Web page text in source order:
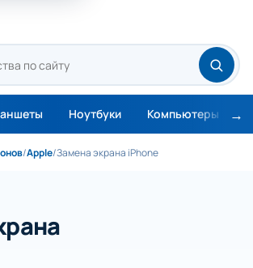
Ноутбуки Компьютеры
/Apple/Замена экрана iPhone